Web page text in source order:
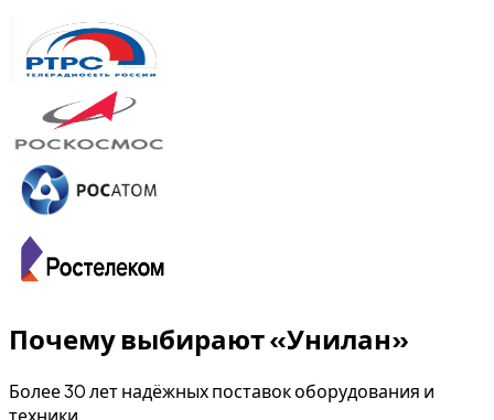
Почему выбирают «Унилан»
Более 30 лет надёжных поставок оборудования и
техники